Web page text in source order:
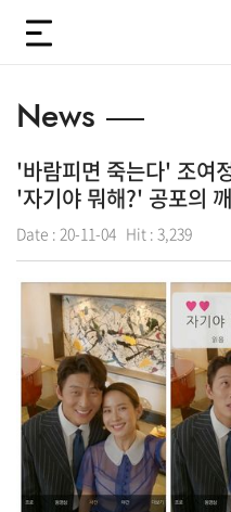
News
'바람피면 죽는다' 조여
'자기야 뭐해?' 공포의
Date : 20-11-04 Hit : 3,239